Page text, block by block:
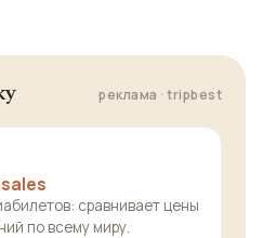
реклама · tripbest
сравнивает цены
по всему миру.